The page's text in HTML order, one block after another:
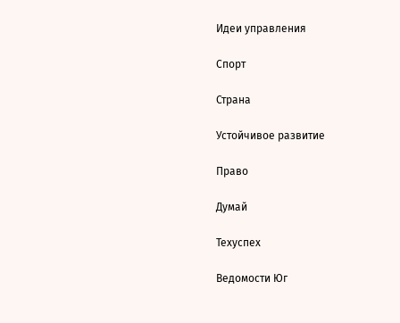
Идеи управления
Спорт
Страна
Устойчивое развитие
Право
Думай
Техуспех
Ведомости Юг